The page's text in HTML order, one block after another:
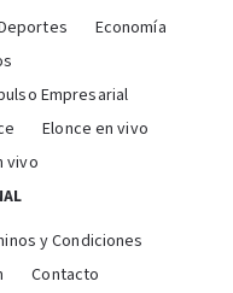
Economía
Empresarial
Elonce en vivo
vivo
y Condiciones
Contacto